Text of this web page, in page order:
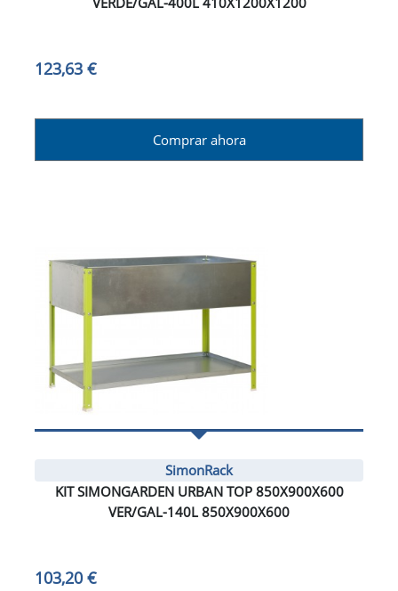
123,63 €
Comprar ahora
SimonRack
KIT SIMONGARDEN URBAN TOP 850X900X600
VER/GAL-140L 850X900X600
103,20 €